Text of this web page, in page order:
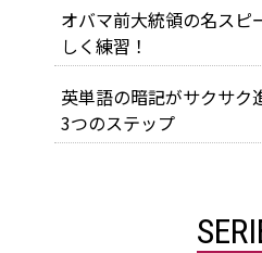
オバマ前大統領の名スピ
しく練習！
英単語の暗記がサクサク
3つのステップ